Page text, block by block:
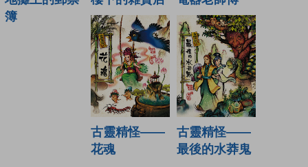
簿
古靈精怪——
花魂
古靈精怪——
最後的水莽鬼